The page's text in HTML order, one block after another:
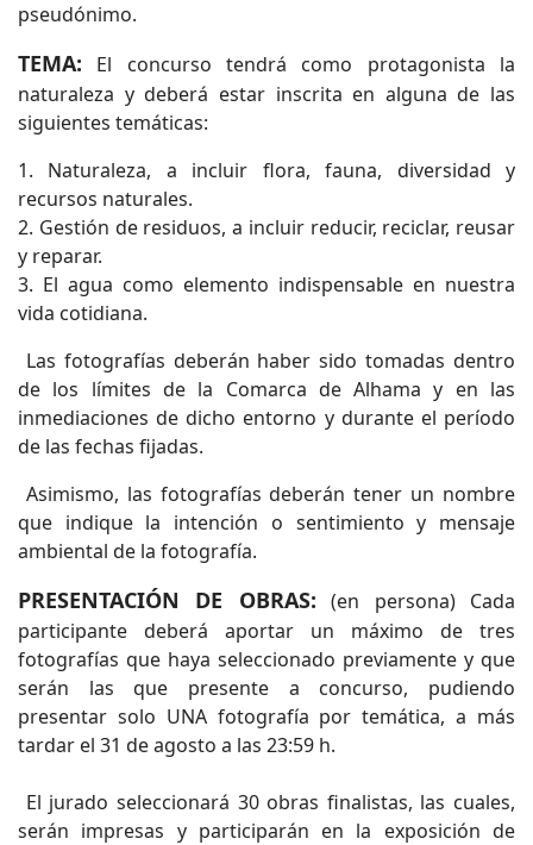
pseudónimo.
TEMA: El concurso tendrá como protagonista la
naturaleza y deberá estar inscrita en alguna de las
siguientes temáticas:
1. Naturaleza, a incluir flora, fauna, diversidad y
recursos naturales.
2. Gestión de residuos, a incluir reducir, reciclar, reusar
y reparar.
3. El agua como elemento indispensable en nuestra
vida cotidiana.
Las fotografías deberán haber sido tomadas dentro
de los límites de la Comarca de Alhama y en las
inmediaciones de dicho entorno y durante el período
de las fechas fijadas.
Asimismo, las fotografías deberán tener un nombre
que indique la intención o sentimiento y mensaje
ambiental de la fotografía.
PRESENTACIÓN DE OBRAS: (en persona) Cada
participante deberá aportar un máximo de tres
fotografías que haya seleccionado previamente y que
serán las que presente a concurso, pudiendo
presentar solo UNA fotografía por temática, a más
tardar el 31 de agosto a las 23:59 h.
El jurado seleccionará 30 obras finalistas, las cuales,
serán impresas y participarán en la exposición de